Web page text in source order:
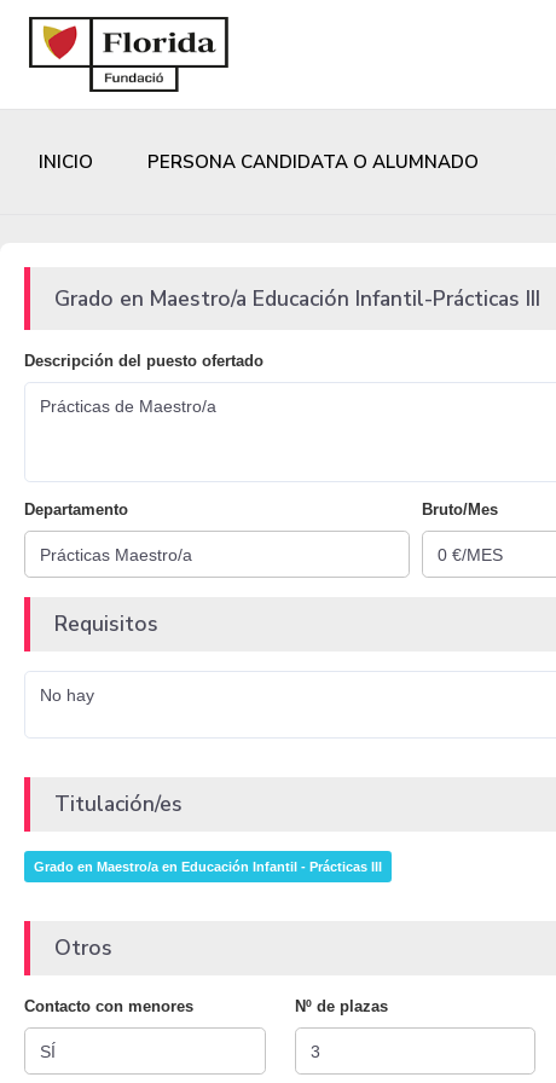
INICIO PERSONA CANDIDATA O ALUMNADO
Grado en Maestro/a Educación Infantil-Prácticas III
Descripción del puesto ofertado
Prácticas de Maestro/a
Departamento Bruto/Mes
Requisitos
No hay
Titulación/es
Grado en Maestro/a en Educación Infantil - Prácticas III
Otros
Contacto con menores Nº de plazas